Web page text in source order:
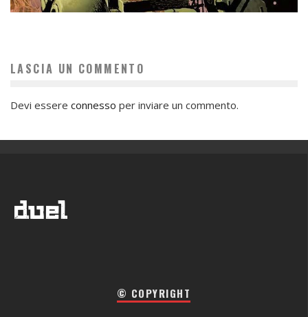
LASCIA UN COMMENTO
Devi essere connesso per inviare un commento.
© COPYRIGHT